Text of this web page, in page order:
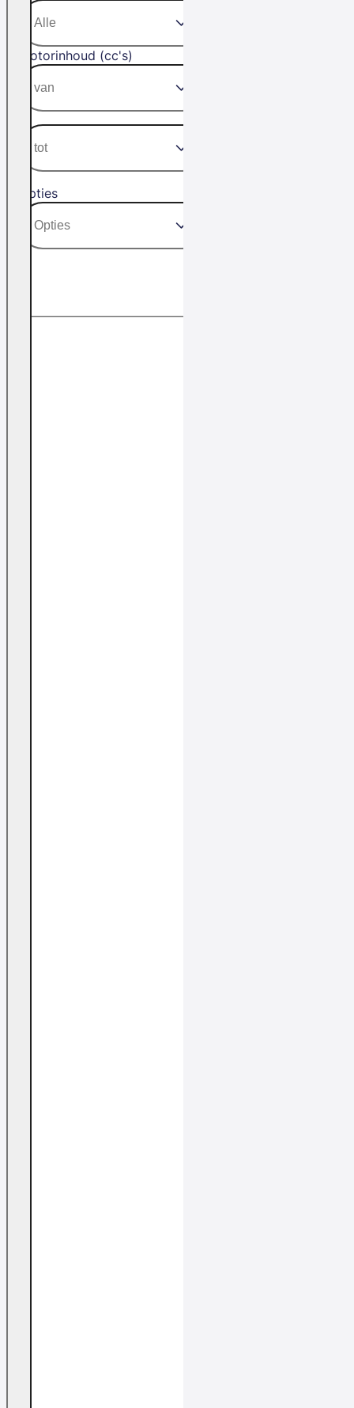
Motorinhoud (cc's)
Opties